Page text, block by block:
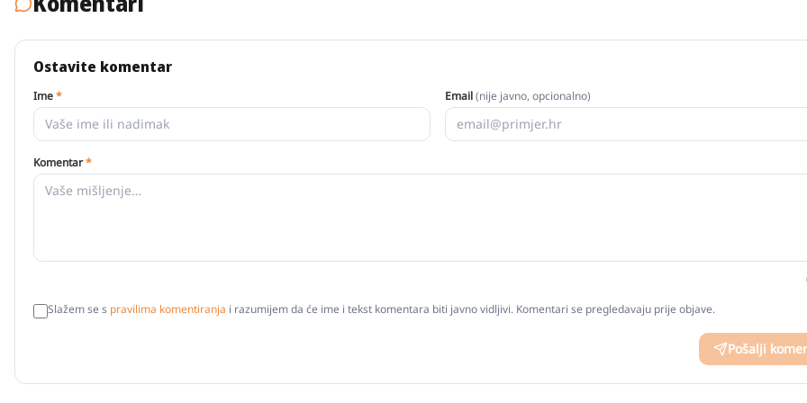
Ostavite komentar
Ime* Email(nije javno, opcionalno)
Komentar*
Slažem se s pravilima komentiranja i razumijem da će ime i tekst komentara biti javno vidljivi. Komentari se pregledavaju prije objave.
Pošalji